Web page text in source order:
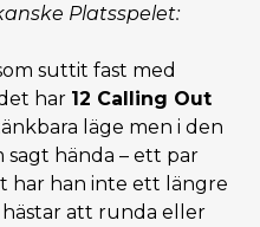
Platsspelet:
suttit fast med
har 12 Calling Out
läge men i den
sagt hända – ett par
har han inte ett längre
att runda eller